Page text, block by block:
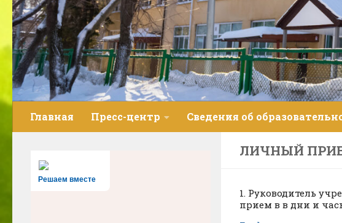
Главная Пресс-центр Сведения об
ЛИЧНЫЙ
1. Руководитель
прием в в дни и
Решаем вместе